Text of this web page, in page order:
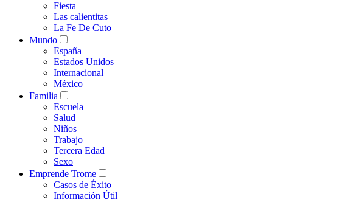
Fiesta
Las calientitas
La Fe De Cuto
Mundo
España
Estados Unidos
Internacional
México
Familia
Escuela
Salud
Niños
Trabajo
Tercera Edad
Sexo
Emprende Trome
Casos de Éxito
Información Útil